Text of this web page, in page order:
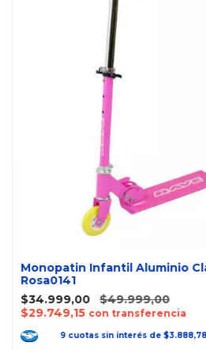
Monopatin Infantil Aluminio
Rosa0141
$34.999,00
$49.999,00
$29.749,15 con transferencia
9 cuotas sin interés de $3.888,78